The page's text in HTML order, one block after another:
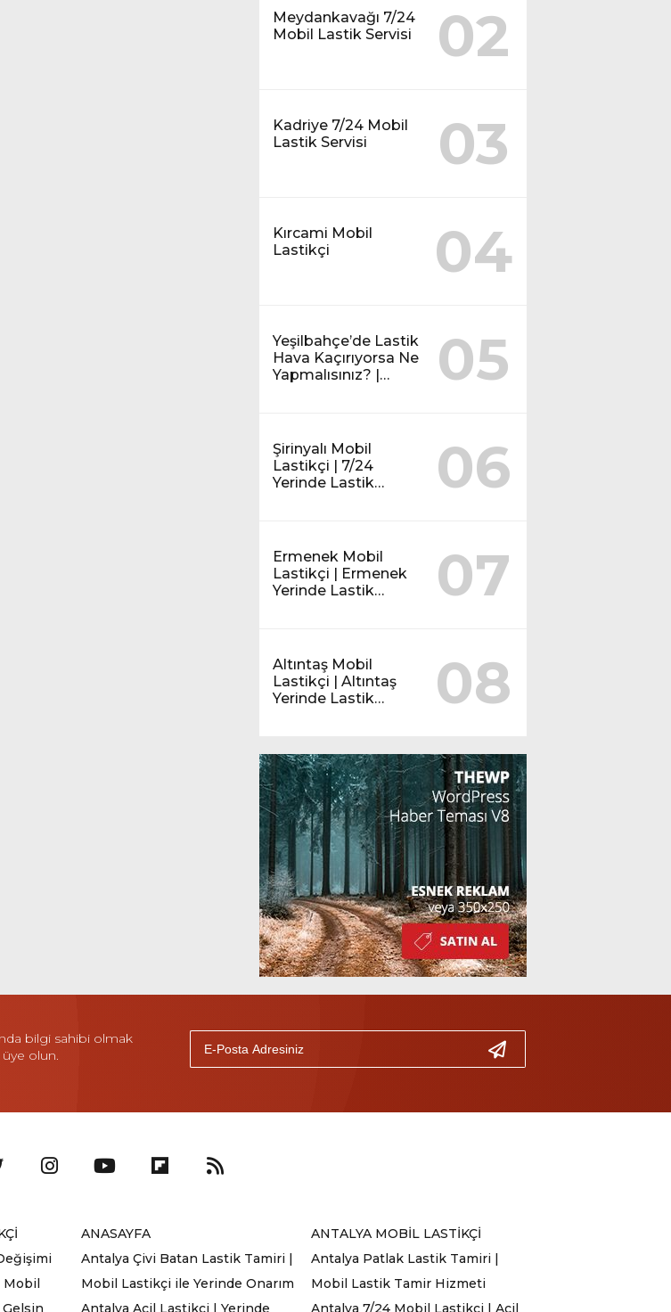
Meydankavağı 7/24
Mobil Lastik Servisi
02
Kadriye 7/24 Mobil
Lastik Servisi
03
Kırcami Mobil
Lastikçi
04
Yeşilbahçe’de Lastik
Hava Kaçırıyorsa Ne
Yapmalısınız? |
05
Şirinyalı Mobil
Lastikçi | 7/24
Yerinde Lastik
06
Ermenek Mobil
Lastikçi | Ermenek
Yerinde Lastik
07
Altıntaş Mobil
Lastikçi | Altıntaş
Yerinde Lastik
08
bilgi sahibi olmak
olun.
Mobil
Gelsin
ANASAYFA
ANTALYA MOBİL LASTİKÇİ
Antalya Çivi Batan Lastik Tamiri |
Mobil Lastikçi ile Yerinde Onarım
Antalya Patlak Lastik Tamiri |
Mobil Lastik Tamir Hizmeti
Antalya Acil Lastikçi | Yerinde
Antalya 7/24 Mobil Lastikçi | Acil